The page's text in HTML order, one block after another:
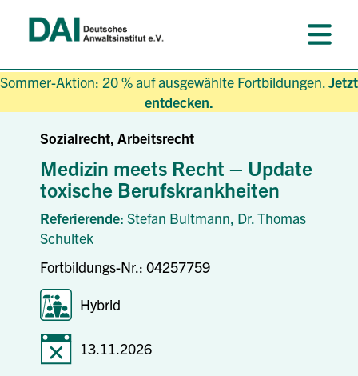
Sommer-Aktion: 20 % auf ausgewählte Fortbildungen.Jetzt
entdecken.
Sozialrecht, Arbeitsrecht
Medizin meets Recht – Update
toxische Berufskrankheiten
Referierende: Stefan Bultmann, Dr. Thomas
Schultek
Fortbildungs-Nr.: 04257759
Hybrid
13.11.2026